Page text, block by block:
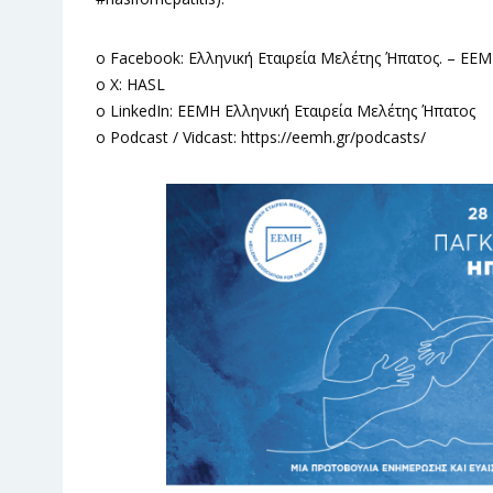
o Facebook: Ελληνική Εταιρεία Μελέτης Ήπατος. –
o X: HASL
o LinkedIn: ΕΕΜΗ Ελληνική Εταιρεία Μελέτης Ήπατος
o Podcast / Vidcast: https://eemh.gr/podcasts/